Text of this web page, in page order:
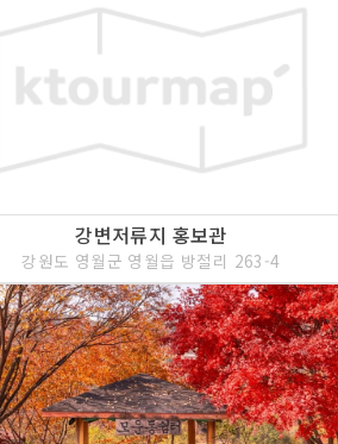
강변저류지 홍보관
강원도 영월군 영월읍 방절리 263-4